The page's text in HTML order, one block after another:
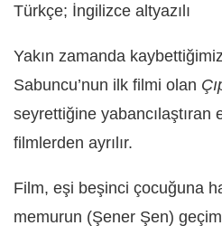
Türkçe; İngilizce altyazılı
Yakın zamanda
Sabuncu’nun ilk filmi olan
seyrettiğine yabancılaştıran
filmlerden ayrılır.
Film, eşi beşinci çocuğuna
memurun (Şener Şen) geçim